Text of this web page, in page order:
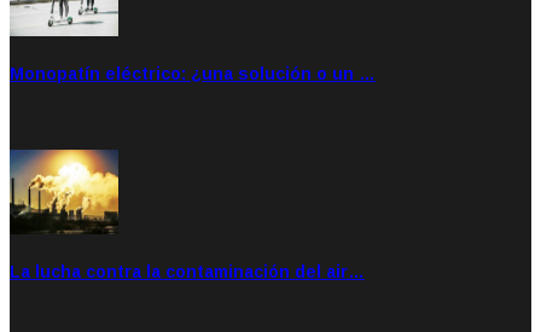
Monopatín eléctrico: ¿una solución o un …
La lucha contra la contaminación del air…